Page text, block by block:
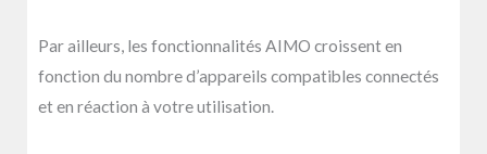
Par ailleurs, les fonctionnalités AIMO croissent en
fonction du nombre d’appareils compatibles connectés
et en réaction à votre utilisation.